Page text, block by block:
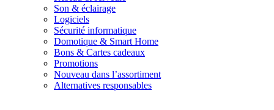
Son & éclairage
Logiciels
Sécurité informatique
Domotique & Smart Home
Bons & Cartes cadeaux
Promotions
Nouveau dans l’assortiment
Alternatives responsables